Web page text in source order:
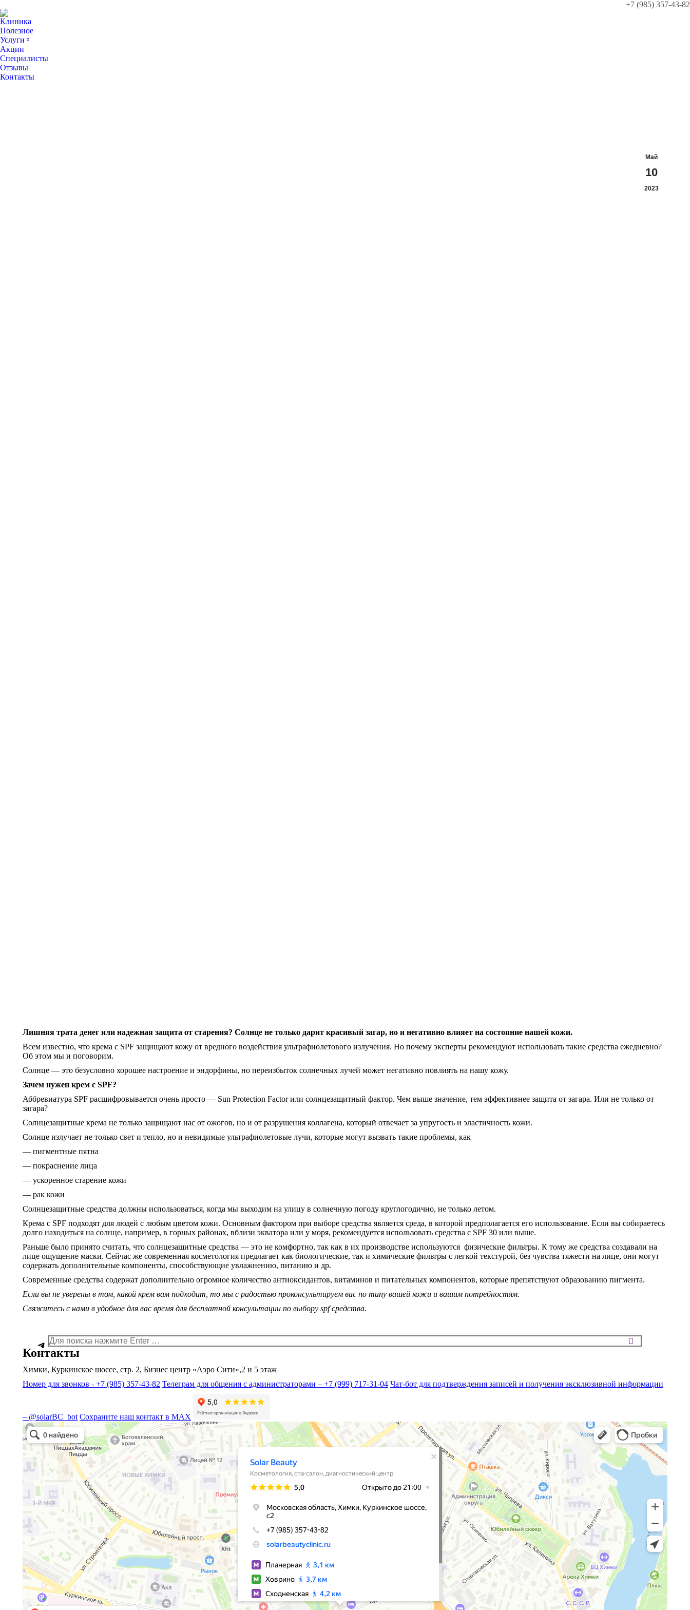
+7 (985) 357-43-82
Клиника
Полезное
Услуги
Акции
Специалисты
Отзывы
Контакты
Май
10
2023
Лишняя трата денег или надежная защита от старения? Солнце не только дарит красивый загар, но и негативно влияет на состояние нашей кожи.
Всем известно, что крема с SPF защищают кожу от вредного воздействия ультрафиолетового излучения. Но почему эксперты рекомендуют использовать такие средства ежедневно?
Об этом мы и поговорим.
Солнце — это безусловно хорошее настроение и эндорфины, но переизбыток солнечных лучей может негативно повлиять на нашу кожу.
Зачем нужен крем с SPF?
Аббревиатура SPF расшифровывается очень просто — Sun Protection Factor или солнцезащитный фактор. Чем выше значение, тем эффективнее защита от загара. Или не только от
загара?
Солнцезащитные крема не только защищают нас от ожогов, но и от разрушения коллагена, который отвечает за упругость и эластичность кожи.
Солнце излучает не только свет и тепло, но и невидимые ультрафиолетовые лучи, которые могут вызвать такие проблемы, как
— пигментные пятна
— покраснение лица
— ускоренное старение кожи
— рак кожи
Солнцезащитные средства должны использоваться, когда мы выходим на улицу в солнечную погоду круглогодично, не только летом.
Крема с SPF подходят для людей с любым цветом кожи. Основным фактором при выборе средства является среда, в которой предполагается его использование. Если вы собираетесь
долго находиться на солнце, например, в горных районах, вблизи экватора или у моря, рекомендуется использовать средства с SPF 30 или выше.
Раньше было принято считать, что солнцезащитные средства — это не комфортно, так как в их производстве используются физические фильтры. К тому же средства создавали на
лице ощущение маски. Сейчас же современная косметология предлагает как биологические, так и химические фильтры с легкой текстурой, без чувства тяжести на лице, они могут
содержать дополнительные компоненты, способствующие увлажнению, питанию и др.
Современные средства содержат дополнительно огромное количество антиоксидантов, витаминов и питательных компонентов, которые препятствуют образованию пигмента.
Если вы не уверены в том, какой крем вам подходит, то мы с радостью проконсультируем вас по типу вашей кожи и вашим потребностям.
Свяжитесь с нами в удобное для вас время для бесплатной консультации по выбору spf средства.
Поиск:
Telegram
Контакты
Химки, Куркинское шоссе, стр. 2, Бизнес центр «Аэро Сити»,2 и 5 этаж
Номер для звонков - +7 (985) 357-43-82 Телеграм для общения с администраторами – +7 (999) 717-31-04 Чат-бот для подтверждения записей и получения эксклюзивной информации
– @solarBC_bot Сохраните наш контакт в MAX
Solar Beauty
Медцентр, клиника в Химках